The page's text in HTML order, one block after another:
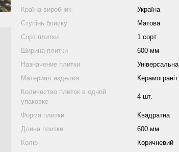
Країна виробник
Україна
Ступінь блиску
Матова
Сорт плитки
1 сорт
Ширина плитки
600 мм
Назначение плитки
Універсальна
Материал изделия
Керамограніт
Количество плиток в одной
упаковке
4 шт.
Форма плитки
Квадратна
Длина плитки
600 мм
Колір
Коричневий